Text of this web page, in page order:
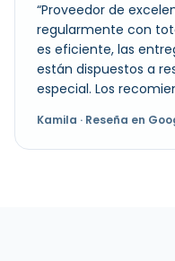
“Proveedor de
regularmente con
es eficiente, las
están dispuestos a
especial. Los
Kamila · Reseña en